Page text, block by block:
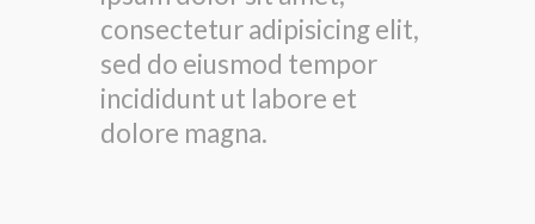
consectetur adipisicing elit,
sed do eiusmod tempor
incididunt ut labore et
dolore magna.